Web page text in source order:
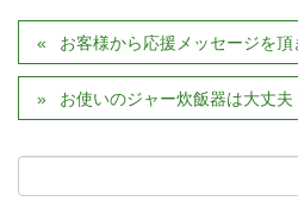
お客様から応援メッセージを頂
お使いのジャー炊飯器は大丈夫